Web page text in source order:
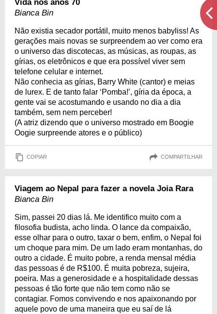
Vida nos anos 70
Bianca Bin
Não existia secador portátil, muito menos babyliss! As
gerações mais novas se surpreendem ao ver como era
o universo das discotecas, as músicas, as roupas, as
gírias, os eletrônicos e que era possível viver sem
telefone celular e internet.
Não conhecia as gírias, Barry White (cantor) e meias
de lurex. E de tanto falar ‘Pomba!’, gíria da época, a
gente vai se acostumando e usando no dia a dia
também, sem nem perceber!
(A atriz dizendo que o universo mostrado em Boogie
Oogie surpreende atores e o público)
COPIAR COMPARTILHAR
Viagem ao Nepal para fazer a novela Joia Rara
Bianca Bin
Sim, passei 20 dias lá. Me identifico muito com a
filosofia budista, acho linda. O lance da compaixão,
esse olhar para o outro, taxar o bem, enfim, o Nepal foi
um choque para mim. De um lado eram montanhas, do
outro a cidade. É muito pobre, a renda mensal média
das pessoas é de R$100. É muita pobreza, sujeira,
poeira. Mas a generosidade e a hospitalidade dessas
pessoas é tão forte que não tem como não se
contagiar. Fomos convivendo e nos apaixonando por
aquele povo de uma maneira que eu saí de lá